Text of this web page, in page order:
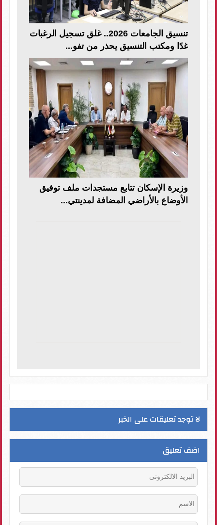
تنسيق الجامعات 2026.. غلق تسجيل الرغبات
غدًا ومكتب التنسيق يحذر من تفو...
وزيرة الإسكان تتابع مستجدات ملف توفيق
الأوضاع بالأراضي المضافة لمدينتي...
لا توجد تعليقات على الخبر
اضف تعليق